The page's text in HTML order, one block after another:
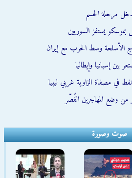
مرحلة الحسم
يستفز السوريين
الأسلحة وسط الحرب مع إيران
إسبانيا وإيطاليا
في مصفاة الزاوية غربي ليبيا
من وضع المهاجرين القُصّر
صوت وصورة